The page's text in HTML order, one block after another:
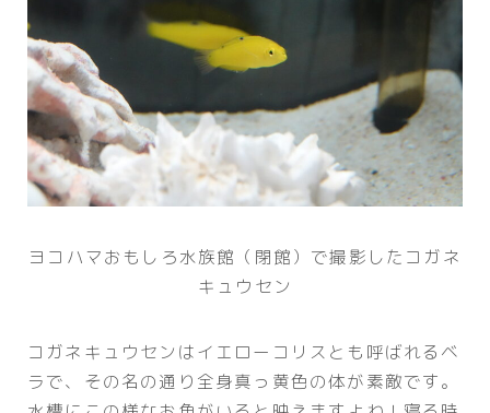
ヨコハマおもしろ水族館（閉館）で撮影したコガネ
キュウセン
コガネキュウセンはイエローコリスとも呼ばれるベ
ラで、その名の通り全身真っ黄色の体が素敵です。